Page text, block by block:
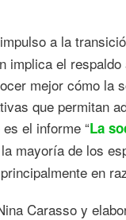
a la
el
mejor cómo la
que permitan
el informe “La
mayoría de los
en
Carasso y